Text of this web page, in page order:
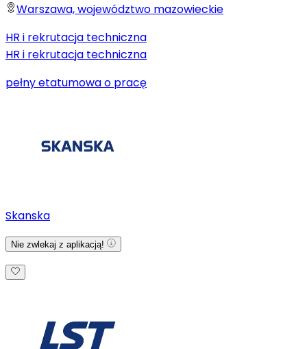
Warszawa, województwo mazowieckie
HR i rekrutacja techniczna
HR i rekrutacja techniczna
pełny etatumowa o pracę
Skanska
Nie zwlekaj z aplikacją!